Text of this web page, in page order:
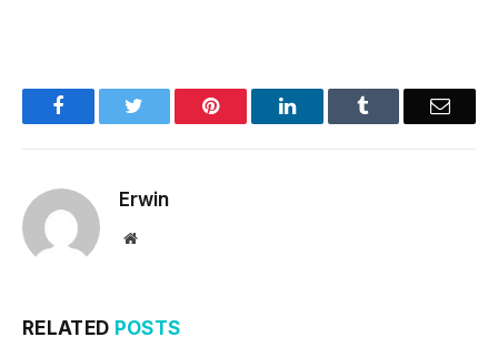
Facebook Pinterest LinkedIn Email
Erwin
Website
RELATED POSTS